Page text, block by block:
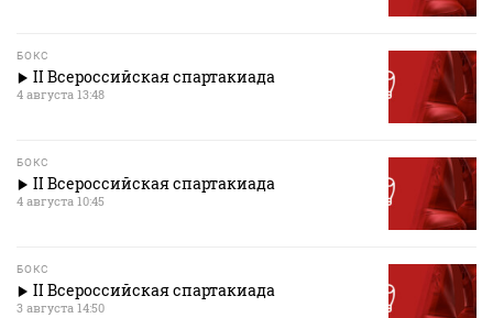
БОКС
II Всероссийская спартакиада
4 августа 13:48
БОКС
II Всероссийская спартакиада
4 августа 10:45
БОКС
II Всероссийская спартакиада
3 августа 14:50